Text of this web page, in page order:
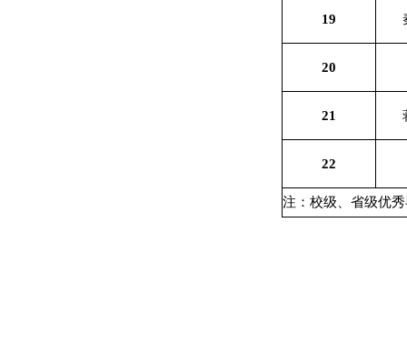
19
20
21
22
注：校级、省级优